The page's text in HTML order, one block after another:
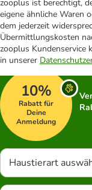
zooplus ist berechtigt,
eigene ähnliche Waren
dem jederzeit
Übermittlungskosten
zooplus Kundenservice
in unserer
10%
Rabatt für
Deine
Anmeldung
Haustierart